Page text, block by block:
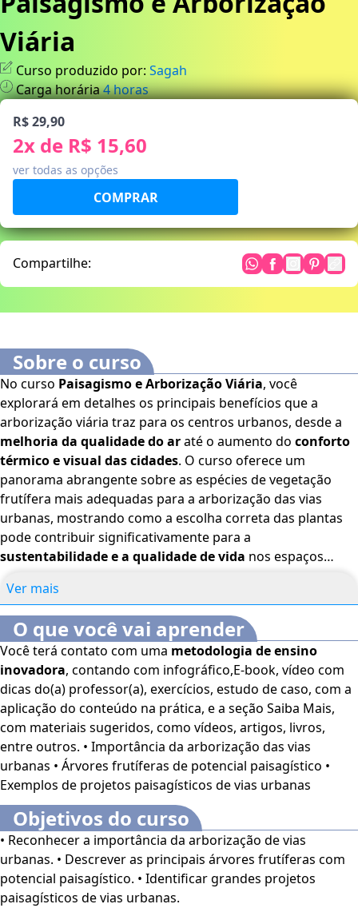
Viária
Curso produzido por: Sagah
Carga horária4horas
R$ 29,90
2x de R$ 15,60
ver todas as opções
Compartilhe:
Sobre o curso
No curso Paisagismo e Arborização Viária, você
explorará em detalhes os principais benefícios que a
arborização viária traz para os centros urbanos, desde a
melhoria da qualidade do araté o aumento do conforto
térmico e visual das cidades. O curso oferece um
panorama abrangente sobre as espécies de vegetação
frutífera mais adequadas para a arborização das vias
urbanas, mostrando como a escolha correta das plantas
pode contribuir significativamente para a
sustentabilidade e a qualidade de vida nos espaços
exemplos de
integraram a arborização viária como elemento-chave
para a criação deambientes urbanos mais saudáveis e
agradáveis. Com isso, o curso proporciona uma
compreensão profunda de como o paisagismo e a
arborização podem transformar positivamente a
experiência de viver nas cidades. Bons estudos! O Curso
Paisagismo e Arborização Viáriaé voltado para
profissionais e estudantes da área de Arquitetura e
Urbanismo, além de interessados no assunto.Este curso
dispõe dos seguintes recursos de acessibilidade: cores
em alto contraste, aumento de fonte e tradução
automática mediante a Língua Brasileira de Sinais
(Libras). Para ativar esses recursos, acesse "minha
conta" do lado direito da tela na parte superior e
habilite de acordo com sua necessidade.O conteúdo do
curso ficará disponível por até 120 dias após a compra.
Ver mais
O que você vai aprender
Você terá contato com uma metodologia de ensino
inovadora, contando com infográfico,E-book, vídeo com
dicas do(a) professor(a), exercícios, estudo de caso, com a
aplicação do conteúdo na prática, e a seção Saiba Mais,
com materiais sugeridos, como vídeos, artigos, livros,
entre outros. • Importância da arborização das vias
urbanas • Árvores frutíferas de potencial paisagístico •
Exemplos de projetos paisagísticos de vias urbanas
Objetivos do curso
• Reconhecer a importância da arborização de vias
urbanas. • Descrever as principais árvores frutíferas com
potencial paisagístico. • Identificar grandes projetos
paisagísticos de vias urbanas.